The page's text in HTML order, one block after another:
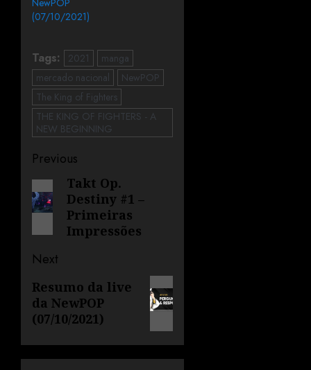
(07/10/2021)
Tags: 2021
manga
mercado nacional
NewPOP
The King of Fighters
THE KING OF FIGHTERS - A
NEW BEGINNING
Previous
Takt Op.
Destiny #1 –
Primeiras
Impressões
Next
Resumo da live
da NewPOP
(07/10/2021)